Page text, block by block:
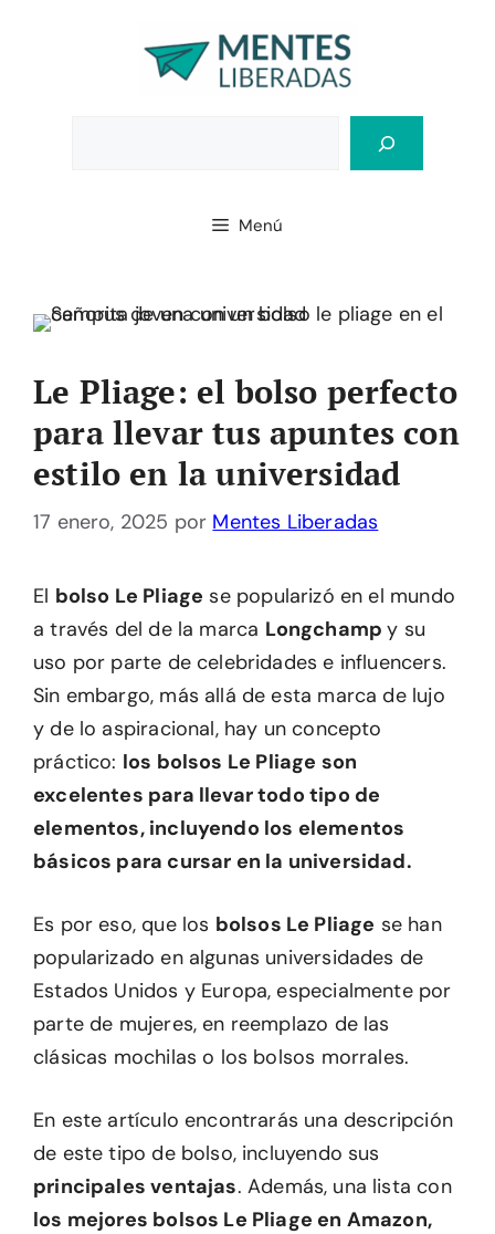
Menú
Le Pliage: el bolso perfecto
para llevar tus apuntes con
estilo en la universidad
17 enero, 2025 por Mentes Liberadas
El bolso Le Pliage se popularizó en el mundo
a través del de la marca Longchampy su
uso por parte de celebridades e influencers.
Sin embargo, más allá de esta marca de lujo
y de lo aspiracional, hay un concepto
práctico: los bolsos Le Pliage son
excelentes para llevar todo tipo de
elementos, incluyendo los elementos
básicos para cursar en la universidad.
Es por eso, que los bolsos Le Pliage se han
popularizado en algunas universidades de
Estados Unidos y Europa, especialmente por
parte de mujeres, en reemplazo de las
clásicas mochilas o los bolsos morrales.
En este artículo encontrarás una descripción
de este tipo de bolso, incluyendo sus
principales ventajas. Además, una lista con
los mejores bolsos Le Pliage en Amazon,